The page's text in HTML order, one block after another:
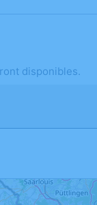
disponibles.